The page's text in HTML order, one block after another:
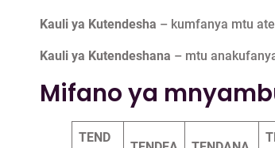
Kauli ya Kutendesha – kumfanya mtu
Kauli ya Kutendeshana – mtu
Mifano ya
TEND